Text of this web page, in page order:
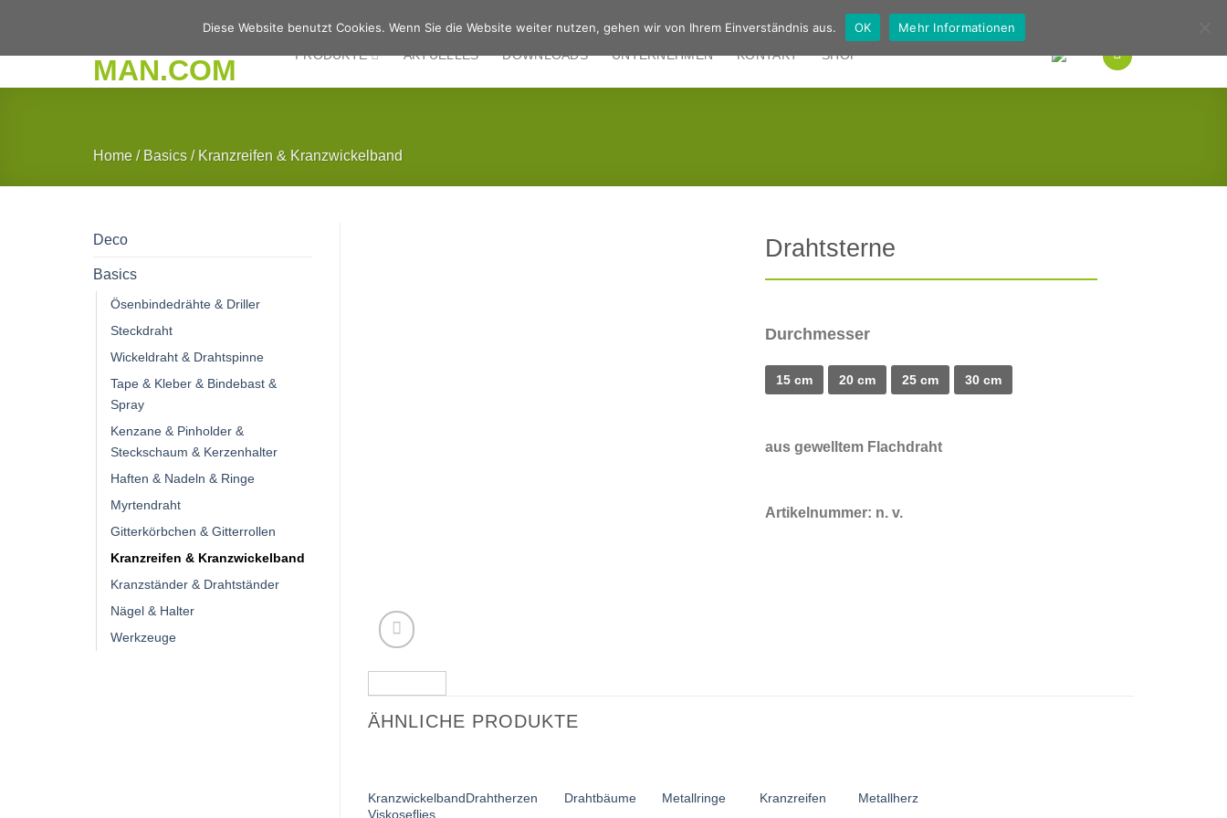
springen
Deutsch
PRODUKTE AKTUELLES DOWNLOADS UNTERNEHMEN KONTAKT SHOP
Home / Basics / Kranzreifen & Kranzwickelband
Deco
Basics
Ösenbindedrähte & Driller
Steckdraht
Wickeldraht & Drahtspinne
Tape & Kleber & Bindebast &
Spray
Kenzane & Pinholder &
Steckschaum & Kerzenhalter
Haften & Nadeln & Ringe
Myrtendraht
Gitterkörbchen & Gitterrollen
Kranzreifen & Kranzwickelband
Kranzständer & Drahtständer
Nägel & Halter
Werkzeuge
Drahtsterne
Durchmesser
15 cm 20 cm 25 cm 30 cm
aus gewelltem Flachdraht
Artikelnummer: n. v.
ÄHNLICHE PRODUKTE
Kranzwickelband
Viskoseflies
Drahtherzen Drahtbäume Metallringe Kranzreifen Metallherz
Diese Website benutzt Cookies. Wenn Sie die Website weiter nutzen, gehen wir von Ihrem Einverständnis aus. OK Mehr Informationen